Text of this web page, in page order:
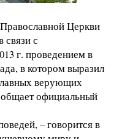
Церкви
связи с
г. проведением в
в котором выразил
верующих
официальный
– говорится в